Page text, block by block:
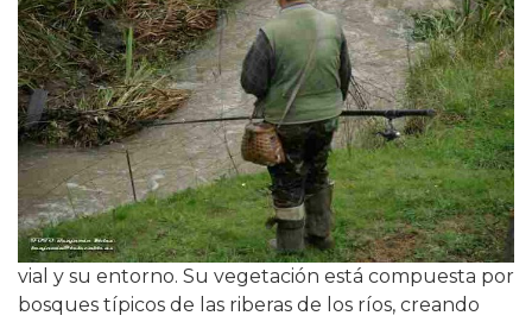
vial y su entorno. Su vegetación está compuesta por
bosques típicos de las riberas de los ríos, creando